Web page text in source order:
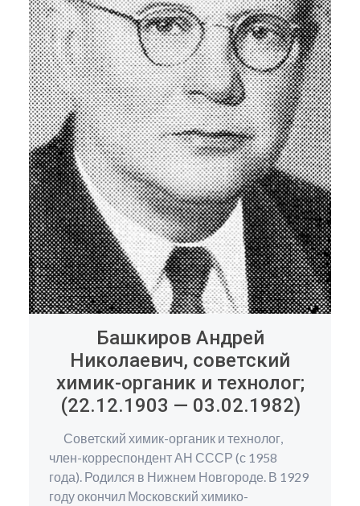
Башкиров Андрей
Николаевич, советский
химик-органик и технолог;
(22.12.1903 — 03.02.1982)
Советский химик-органик и технолог,
член-корреспондент АН СССР (с 1958
года). Родился в Нижнем Новгороде. В 1929
году окончил Московский химико-